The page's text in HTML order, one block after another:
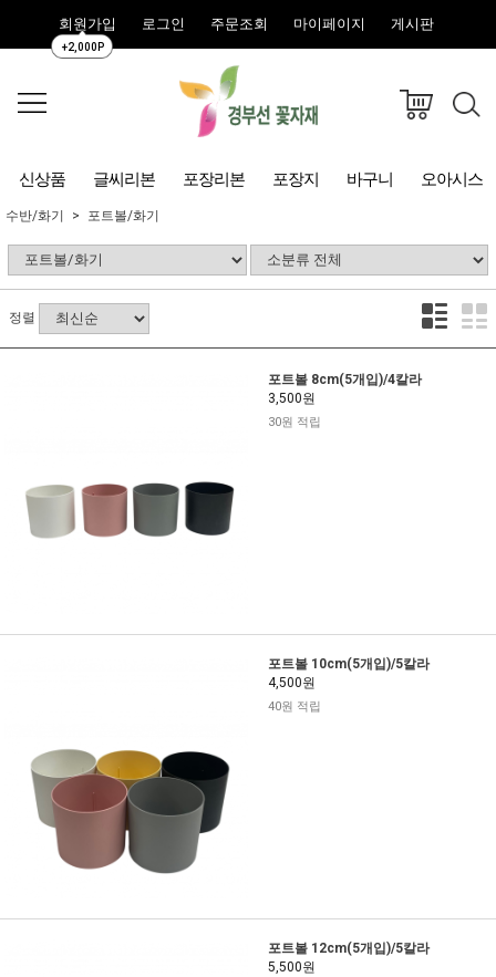
회원가입
+2,000P
로그인 주문조회 마이페이지 게시판
신상품 글씨리본 포장리본 포장지 바구니 오아시스
수반/화기 포트볼/화기
정렬
포트볼 8cm(5개입)/4칼라
3,500원
30원 적립
포트볼 10cm(5개입)/5칼라
4,500원
40원 적립
포트볼 12cm(5개입)/5칼라
5,500원